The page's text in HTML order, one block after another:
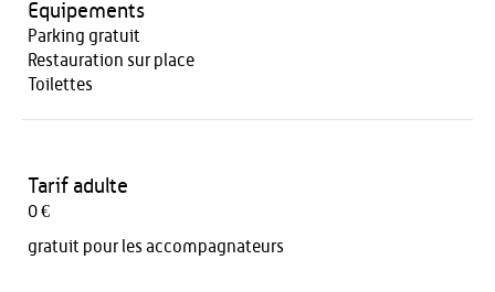
Equipements
Parking gratuit
Restauration sur place
Toilettes
Tarif adulte
0 €
gratuit pour les accompagnateurs